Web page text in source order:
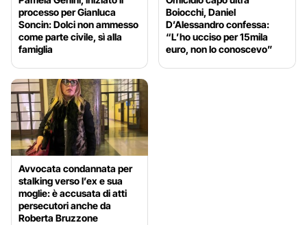
processo per Gianluca
Soncin: Dolci non ammesso
come parte civile, sì alla
famiglia
Boiocchi, Daniel
D’Alessandro confessa:
“L’ho ucciso per 15mila
euro, non lo conoscevo”
Avvocata condannata per
stalking verso l’ex e sua
moglie: è accusata di atti
persecutori anche da
Roberta Bruzzone